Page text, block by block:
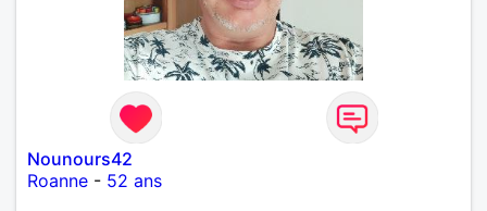
Nounours42
Roanne - 52 ans